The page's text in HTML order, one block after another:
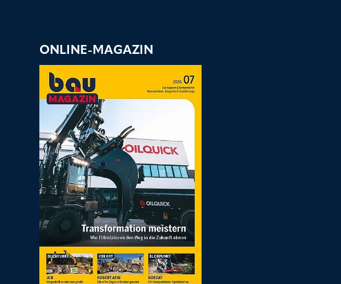
ONLINE-MAGAZIN